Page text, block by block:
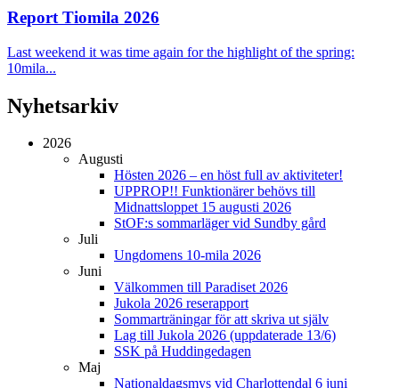
Report Tiomila 2026
Last weekend it was time again for the highlight of the spring:
10mila...
Nyhetsarkiv
2026
Augusti
Hösten 2026 – en höst full av aktiviteter!
UPPROP!! Funktionärer behövs till
Midnattsloppet 15 augusti 2026
StOF:s sommarläger vid Sundby gård
Juli
Ungdomens 10-mila 2026
Juni
Välkommen till Paradiset 2026
Jukola 2026 reserapport
Sommarträningar för att skriva ut själv
Lag till Jukola 2026 (uppdaterade 13/6)
SSK på Huddingedagen
Maj
Nationaldagsmys vid Charlottendal 6 juni